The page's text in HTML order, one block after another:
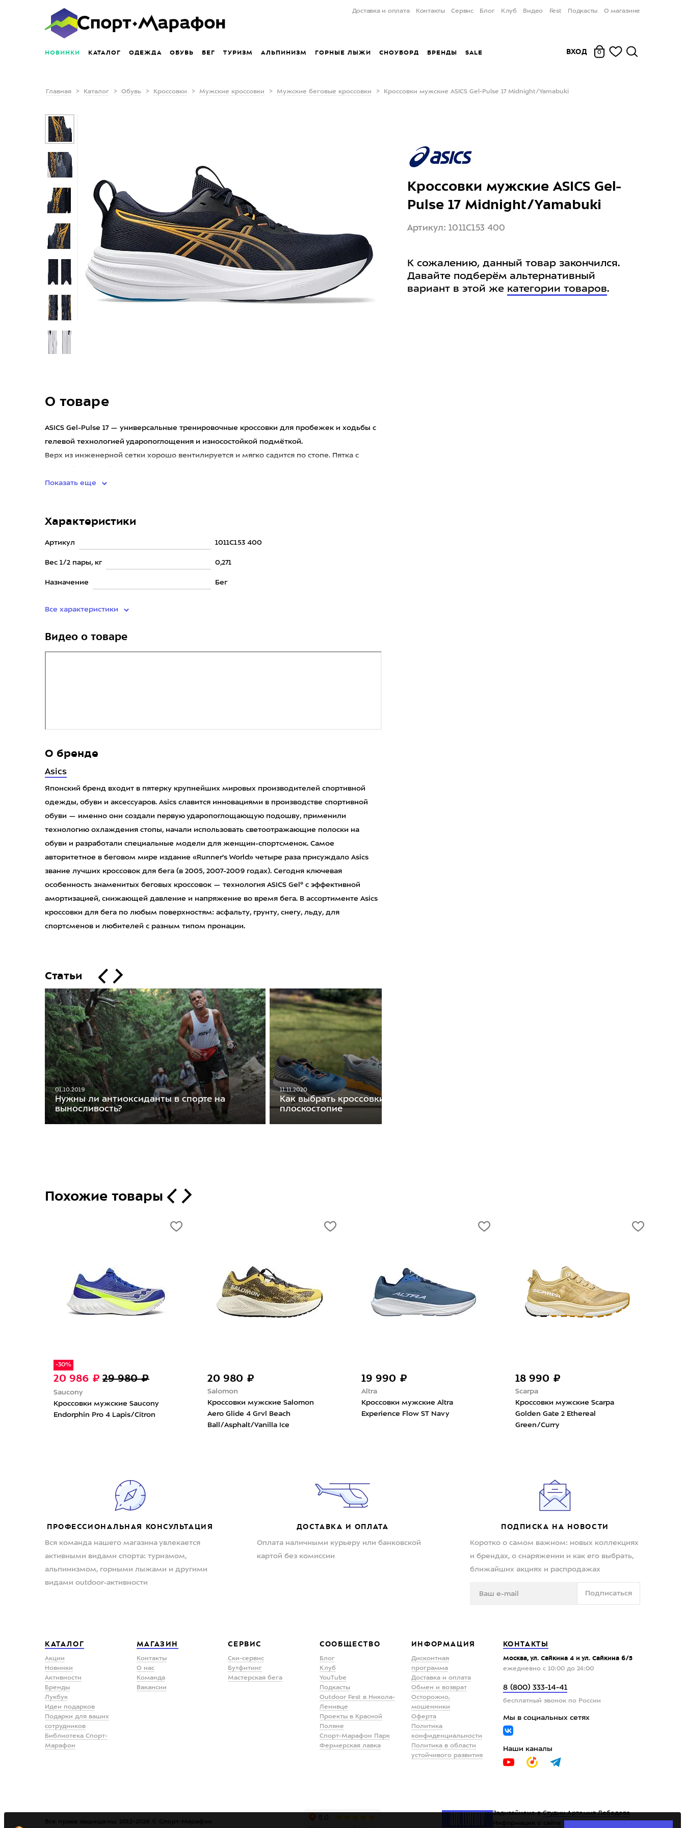
Доставка и оплата Контакты Сервис Блог Клуб Видео Fest Подкасты О магазине
НОВИНКИ КАТАЛОГ ОДЕЖДА ОБУВЬ БЕГ ТУРИЗМ АЛЬПИНИЗМ ГОРНЫЕ ЛЫЖИ СНОУБОРД БРЕНДЫ SALE ВХОД 0
Главная Каталог Обувь Кроссовки Мужские кроссовки Мужские беговые кроссовки Кроссовки мужские ASICS Gel-Pulse 17 Midnight/Yamabuki
О товаре
ASICS Gel-Pulse 17 — универсальные тренировочные кроссовки для пробежек и ходьбы с
гелевой технологией ударопоглощения и износостойкой подмёткой.
Верх из инженерной сетки хорошо вентилируется и мягко садится по стопе. Пятка с
Показать еще
Характеристики
Артикул 1011C153 400
Вес 1/2 пары, кг 0,271
Назначение Бег
Все характеристики
Видео о товаре
О бренде
Asics
Японский бренд входит в пятерку крупнейших мировых производителей спортивной
одежды, обуви и аксессуаров. Asics славится инновациями в производстве спортивной
обуви — именно они создали первую ударопоглощающую подошву, применили
технологию охлаждения стопы, начали использовать светоотражающие полоски на
обуви и разработали специальные модели для женщин-спортсменок. Самое
авторитетное в беговом мире издание «Runner’s World» четыре раза присуждало Asics
звание лучших кроссовок для бега (в 2005, 2007-2009 годах). Сегодня ключевая
особенность знаменитых беговых кроссовок — технология ASICS Gel® с эффективной
амортизацией, снижающей давление и напряжение во время бега. В ассортименте Asics
кроссовки для бега по любым поверхностям: асфальту, грунту, снегу, льду, для
спортсменов и любителей с разным типом пронации.
Статьи
01.10.2019
Нужны ли антиоксиданты в спорте на
выносливость?
11.11.2020
Как выбрать кроссовки, если у вас
плоскостопие
Кроссовки мужские ASICS Gel-
Pulse 17 Midnight/Yamabuki
Артикул: 1011C153 400
К сожалению, данный товар закончился.
Давайте подберём альтернативный
вариант в этой же категории товаров.
Похожие товары
20 986 ₽29 980 ₽
Кроссовки мужские Saucony
Endorphin Pro 4 Lapis/Citron
20 980 ₽
Кроссовки мужские Salomon
Aero Glide 4 Grvl Beach
Ball/Asphalt/Vanilla Ice
19 990 ₽
Кроссовки мужские Altra
Experience Flow ST Navy
18 990 ₽
Кроссовки мужские Scarpa
Golden Gate 2 Ethereal
Green/Curry
ПРОФЕССИОНАЛЬНАЯ КОНСУЛЬТАЦИЯ
Вся команда нашего магазина увлекается
активными видами спорта: туризмом,
альпинизмом, горными лыжами и другими
видами outdoor-активности
ДОСТАВКА И ОПЛАТА
Оплата наличными курьеру или банковской
картой без комиссии
ПОДПИСКА НА НОВОСТИ
Коротко о самом важном: новых коллекциях
и брендах, о снаряжении и как его выбрать,
ближайших акциях и распродажах
Подписаться
КАТАЛОГ
Акции
Новинки
Активности
Бренды
Лукбук
Идеи подарков
Подарки для ваших
сотрудников
Библиотека Спорт-
Марафон
МАГАЗИН
Контакты
О нас
Команда
Вакансии
СЕРВИС
Ски-сервис
Бутфитинг
Мастерская бега
СООБЩЕСТВО
Блог
Клуб
YouTube
Подкасты
Outdoor Fest в Никола-
Ленивце
Проекты в Красной
Поляне
Спорт-Марафон Парк
Фермерская лавка
ИНФОРМАЦИЯ
Дисконтная
программа
Доставка и оплата
Обмен и возврат
Осторожно,
мошенники
Оферта
Политика
конфиденциальности
Политика в области
устойчивого развития
КОНТАКТЫ
Москва, ул. Сайкина 4 и ул. Сайкина 6/5
ежедневно с 10:00 до 24:00
8 (800) 333-14-41
бесплатный звонок по России
Мы в социальных сетях
Наши каналы
Все права защищены. 2012-2026 © Спорт-Марафон
Задизайнено вСтудии Артемия Лебедева
Информация о сайте